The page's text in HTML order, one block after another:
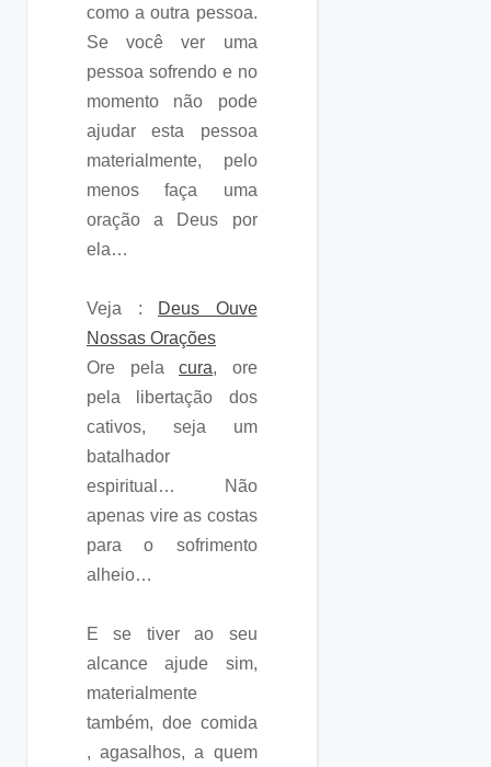
como a outra pessoa.
Se você ver uma
pessoa sofrendo e no
momento não pode
ajudar esta pessoa
materialmente, pelo
menos faça uma
oração a Deus por
ela…
Veja :
Deus Ouve
Nossas Orações
Ore pelacura, ore
pela libertação dos
cativos, seja um
batalhador
espiritual… Não
apenas vire as costas
para o sofrimento
alheio…
E se tiver ao seu
alcance ajude sim,
materialmente
também, doe comida
, agasalhos, a quem